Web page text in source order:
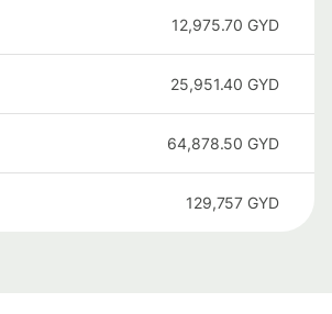
12,975.70 GYD
25,951.40 GYD
64,878.50 GYD
129,757 GYD